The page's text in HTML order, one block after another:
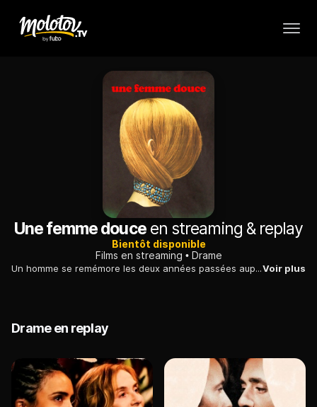
Une femme douceen streaming & replay
Bientôt disponible
Films en streaming
Drame
Un homme se remémore les deux années passées auprès de sa jeune épouse, qui vient de se suicider. Il réalise qu'il ne l'a jamais vraiment connue.Voir plus
Drame en replay